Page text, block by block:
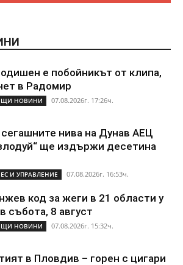
е побойникът от клипа,
в Радомир
НОВИНИ 07.08.2026г. 17:26ч.
нива на Дунав АЕЦ
ще издържи десетина
И УПРАВЛЕНИЕ 07.08.2026г. 16:53ч.
код за жеги в 21 области у
събота, 8 август
НОВИНИ 07.08.2026г. 15:32ч.
в Пловдив – горен с цигари